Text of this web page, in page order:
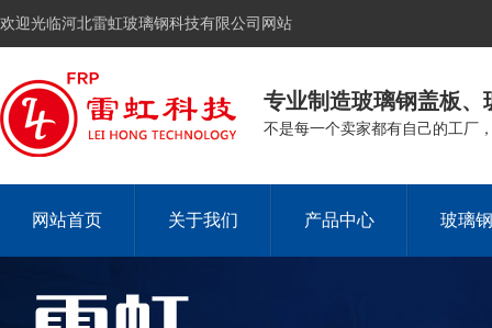
欢迎光临河北雷虹玻璃钢科技有限公司网站
专业制造玻璃钢盖板
不是每一个卖家都有自己的工厂
网站首页 关于我们 产品中心 玻璃